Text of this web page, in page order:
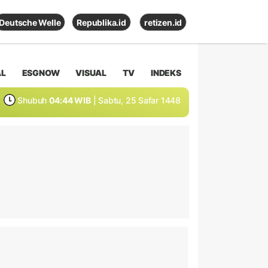
Deutsche Welle Republika.id retizen.id
ESGNOW VISUAL TV INDEKS
Shubuh 04:44 WIB | Sabtu, 25 Safar 1448